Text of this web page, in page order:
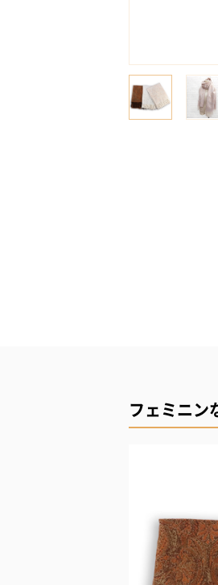
フェミニン